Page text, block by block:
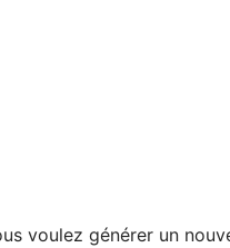
voulez générer un